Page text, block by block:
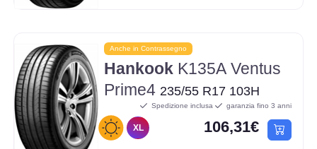
Anche in Contrassegno
Hankook K135A Ventus
Prime4 235/55 R17 103H
XL
Spedizione inclusa garanzia fino 3 anni
106,31€